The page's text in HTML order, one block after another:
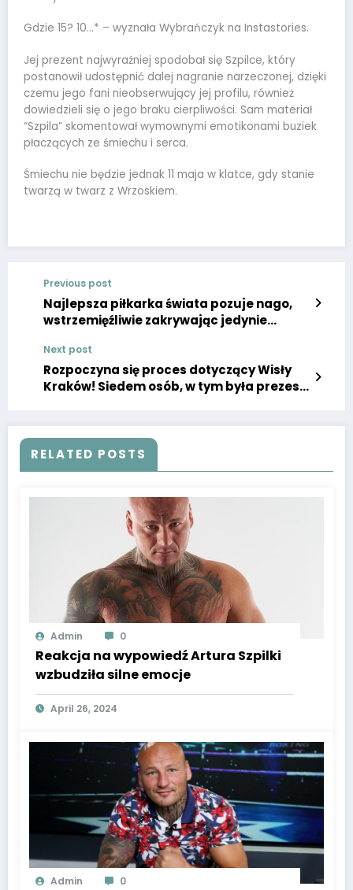
Gdzie 15? 10…* – wyznała Wybrańczyk na Instastories.
Jej prezent najwyraźniej spodobał się Szpilce, który
postanowił udostępnić dalej nagranie narzeczonej, dzięki
czemu jego fani nieobserwujący jej profilu, również
dowiedzieli się o jego braku cierpliwości. Sam materiał
“Szpila” skomentował wymownymi emotikonami buziek
płaczących ze śmiechu i serca.
Śmiechu nie będzie jednak 11 maja w klatce, gdy stanie
twarzą w twarz z Wrzoskiem.
Previous post
Najlepsza piłkarka świata pozuje nago,
wstrzemięźliwie zakrywając jedynie
Next post
Rozpoczyna się proces dotyczący Wisły
Kraków! Siedem osób, w tym była prezes
RELATED POSTS
Admin 0
Reakcja na wypowiedź Artura Szpilki
wzbudziła silne emocje
April 26, 2024
Admin 0